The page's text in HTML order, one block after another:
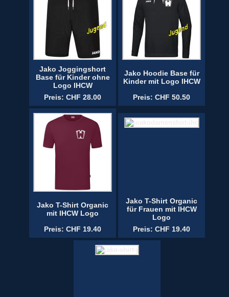
Jako Joggingshort
Base für Kinder ohne
Logo IHCW
Preis: CHF 28.00
Jako Hoodie Base für
Kinder mit Logo IHCW
Preis: CHF 50.50
Jako T-Shirt Organic
mit IHCW Logo
Preis: CHF 19.40
Jako T-Shirt Organic
für Frauen mit IHCW
Logo
Preis: CHF 19.40